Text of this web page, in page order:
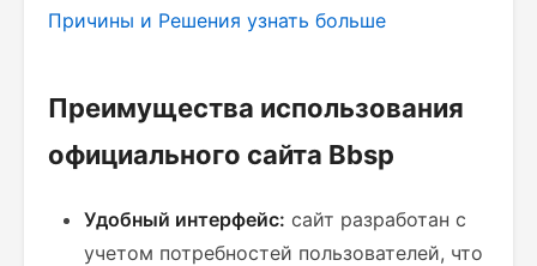
Причины и Решения узнать больше
Преимущества использования
официального сайта Bbsp
Удобный интерфейс: сайт разработан с
учетом потребностей пользователей, что